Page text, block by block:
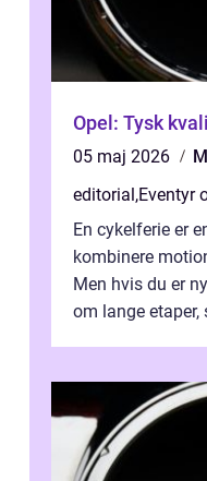
Opel: Tysk
05 maj 2026
editorial ,Eventyr
En cykelferie er
kombinere
Men hvis du er
om lange etaper,